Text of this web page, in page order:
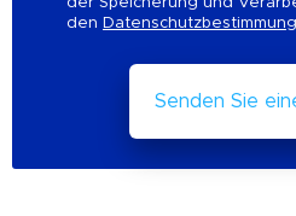
der Speicherung und
den